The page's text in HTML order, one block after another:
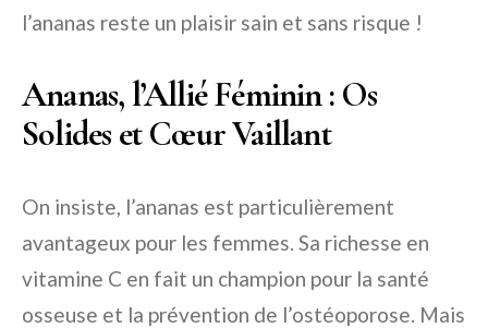
l’ananas reste un plaisir sain et sans risque !
Ananas, l’Allié Féminin : Os
Solides et Cœur Vaillant
On insiste, l’ananas est particulièrement
avantageux pour les femmes. Sa richesse en
vitamine C en fait un champion pour la santé
osseuse et la prévention de l’ostéoporose. Mais